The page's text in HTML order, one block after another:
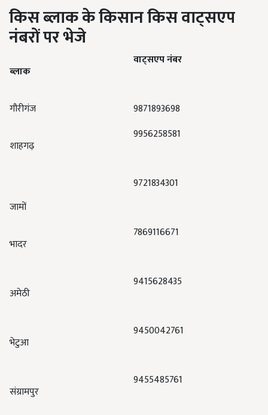
किस ब्लाक के किसान किस वाट्सएप
नंबरों पर भेजे
ब्लाक
वाट्सएप नंबर
गौरीगंज 9871893698
शाहगढ़
9956258581
जामों
9721834301
भादर
7869116671
अमेठी
9415628435
भेटुआ
9450042761
संग्रामपुर
9455485761